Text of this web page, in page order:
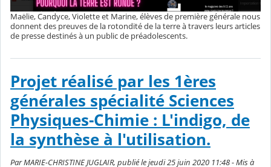
Maëlie, Candyce, Violette et Marine, élèves de première générale nous
donnent des preuves de la rotondité de la terre à travers leurs articles
de presse destinés à un public de préadolescents.
Projet réalisé par les 1ères
générales spécialité Sciences
Physiques-Chimie : L'indigo, de
la synthèse à l'utilisation.
Par MARIE-CHRISTINE JUGLAIR, publié le jeudi 25 juin 2020 11:48 - Mis à